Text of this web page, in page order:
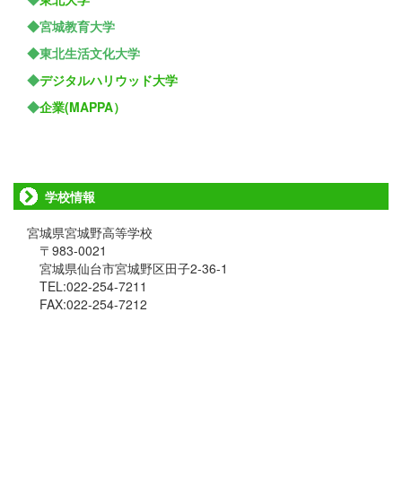
◆宮城教育大学
◆東北生活文化大学
◆デジタルハリウッド大学
◆企業(MAPPA）
学校情報
宮城県宮城野高等学校
〒983-0021
宮城県仙台市宮城野区田子2-36-1
TEL:022-254-7211
FAX:022-254-7212